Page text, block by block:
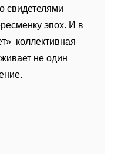
свидетелями
эпох. И в
коллективная
не один